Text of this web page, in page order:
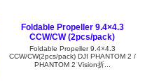
Foldable Propeller 9.4×4.3
CCW/CW (2pcs/pack)
Foldable Propeller 9.4×4.3
CCW/CW(2pcs/pack) DJI PHANTOM 2 /
PHANTOM 2 Vision折...